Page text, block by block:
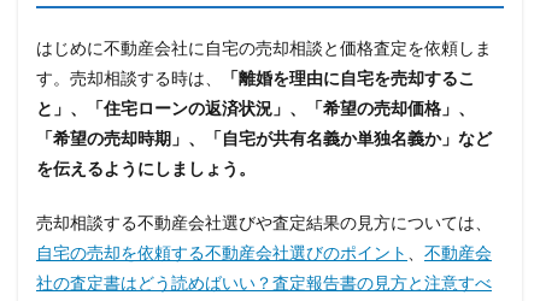
はじめに不動産会社に自宅の売却相談と価格査定を依頼しま
す。売却相談する時は、
「離婚を理由に自宅を売却するこ
と」、「住宅ローンの返済状況」、「希望の売却価格」、
「希望の売却時期」、「自宅が共有名義か単独名義か」など
を伝えるようにしましょう。
売却相談する不動産会社選びや査定結果の見方については、
自宅の売却を依頼する不動産会社選びのポイント
不動産会
社の査定書はどう読めばいい？査定報告書の見方と注意すべ